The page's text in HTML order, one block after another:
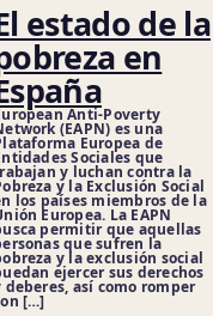
estado de la
en
Anti-Poverty
(EAPN) es una
Europea de
Sociales que
y luchan contra la
y la Exclusión Social
los países miembros de la
Europea. La EAPN
permitir que aquellas
que sufren la
y la exclusión social
ejercer sus derechos
deberes, así como romper
[…]